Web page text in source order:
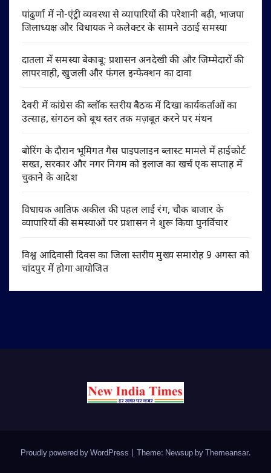
पांढुर्णा में नो-एंट्री व्यवस्था से व्यापारियों की परेशानी बढ़ी, भाजपा
जिलाध्यक्ष और विधायक ने कलेक्टर के सामने उठाई समस्या
दातला में समस्या बेकाबू: प्रशासन अनदेखी की और जिम्मेदारों की
लापरवाही, खुजली और फंगल इन्फेक्शन का दावा
देवरी में कांग्रेस की ब्लॉक स्तरीय बैठक में दिखा कार्यकर्ताओं का
उत्साह, संगठन को बूथ स्तर तक मज़बूत करने पर मंथन
बोरिंग के दौरान भूमिगत गैस पाइपलाइन ब्लास्ट मामले में हाईकोर्ट
सख्त, सरकार और नगर निगम को इलाज का खर्च एक सप्ताह में
चुकाने के आदेश
विधायक आतिफ अकील की पहल लाई रंग, चौक बाजार के
व्यापारियों की समस्याओं पर प्रशासन ने शुरू किया पुनर्विचार
विश्व आदिवासी दिवस का जिला स्तरीय मुख्य समारोह 9 अगस्त को
चांदपुर में होगा आयोजित
Proudly powered by WordPress Theme: Newsup byThemeansar.